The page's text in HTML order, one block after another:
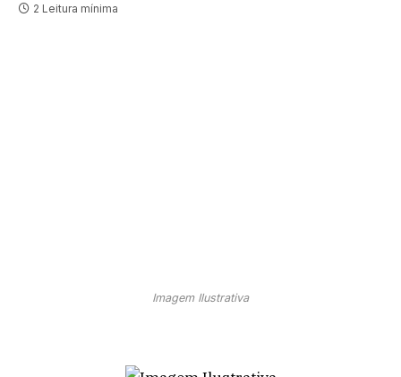
2 Leitura mínima
Imagem Ilustrativa